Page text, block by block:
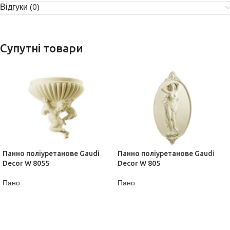
Відгуки (0)
Супутні товари
Панно поліуретанове Gaudi
Decor W 8055
Пано
Панно поліуретанове Gaudi
Decor W 805
Пано